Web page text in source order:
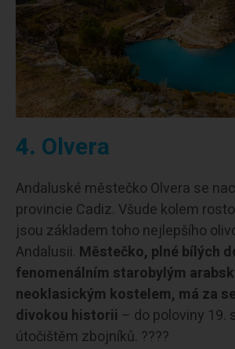
4. Olvera
Andaluské městečko Olvera se
provincie Cadiz. Všude kolem
jsou základem toho nejlepšího
Andalusii. Městečko, plné bílých
fenomenálním starobylým
neoklasickým kostelem, má za
divokou historii – do poloviny 19.
útočištěm zbojníků. ????